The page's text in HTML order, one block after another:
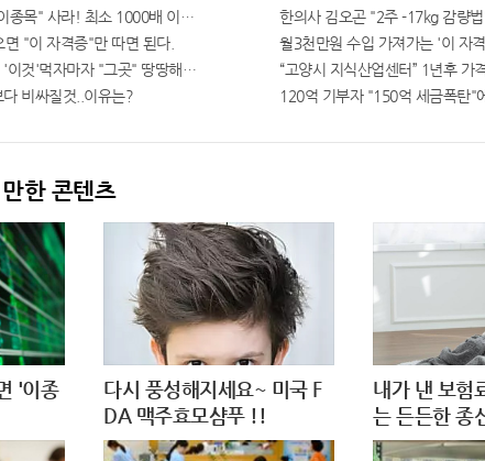
종목" 사라! 최소 1000배 이상 증가...충격!!
"이 자격증"만 따면 된다.
것'먹자마자 "그곳" 땅땅해져..헉!
비싸질것..이유는?
한의사 김오곤 "2주 -17kg 감량
월3천만원 수입 가져가는 '이 자
“고양시 지식산업센터” 1년후 가
120억 기부자 "150억 세금폭탄"
한 콘텐츠
'이종
다시 풍성해지세요~ 미국 F
DA 맥주효모샴푸 !!
내가 낸 보험
는 든든한 종